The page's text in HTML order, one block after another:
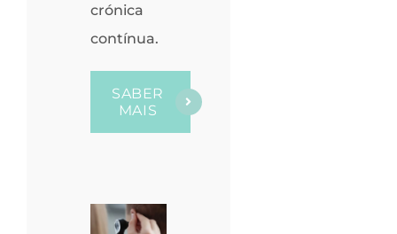
crónica
contínua.
SABER
MAIS